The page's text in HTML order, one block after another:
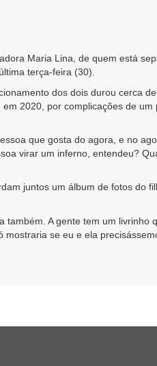
Maria Lina, de quem está
terça-feira (30).
dos dois durou cerca
2020, por complicações de
que gosta do agora, e no
virar um inferno, entendeu?
juntos um álbum de fotos do
A gente tem um livrinho
se eu e ela